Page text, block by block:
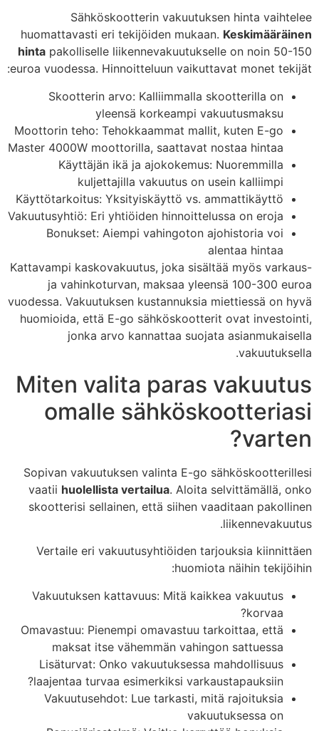
Sähköskootterin vakuutuksen hinta vaihtelee
huomattavasti eri tekijöiden mukaan. Keskimääräinen
hinta pakolliselle liikennevakuutukselle on noin 50-150
euroa vuodessa. Hinnoitteluun vaikuttavat monet tekijät:
Skootterin arvo: Kalliimmalla skootterilla on
yleensä korkeampi vakuutusmaksu
Moottorin teho: Tehokkaammat mallit, kuten E-go
Master 4000W moottorilla, saattavat nostaa hintaa
Käyttäjän ikä ja ajokokemus: Nuoremmilla
kuljettajilla vakuutus on usein kalliimpi
Käyttötarkoitus: Yksityiskäyttö vs. ammattikäyttö
Vakuutusyhtiö: Eri yhtiöiden hinnoittelussa on eroja
Bonukset: Aiempi vahingoton ajohistoria voi
alentaa hintaa
Kattavampi kaskovakuutus, joka sisältää myös varkaus-
ja vahinkoturvan, maksaa yleensä 100-300 euroa
vuodessa. Vakuutuksen kustannuksia miettiessä on hyvä
huomioida, että E-go sähköskootterit ovat investointi,
jonka arvo kannattaa suojata asianmukaisella
vakuutuksella.
Miten valita paras vakuutus
omalle sähköskootteriasi
varten?
Sopivan vakuutuksen valinta E-go sähköskootterillesi
vaatii huolellista vertailua. Aloita selvittämällä, onko
skootterisi sellainen, että siihen vaaditaan pakollinen
liikennevakuutus.
Vertaile eri vakuutusyhtiöiden tarjouksia kiinnittäen
huomiota näihin tekijöihin:
Vakuutuksen kattavuus: Mitä kaikkea vakuutus
korvaa?
Omavastuu: Pienempi omavastuu tarkoittaa, että
maksat itse vähemmän vahingon sattuessa
Lisäturvat: Onko vakuutuksessa mahdollisuus
laajentaa turvaa esimerkiksi varkaustapauksiin?
Vakuutusehdot: Lue tarkasti, mitä rajoituksia
vakuutuksessa on